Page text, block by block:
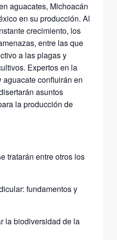
aguacates, Michoacán
en su producción. Al
crecimiento, los
entre las que
a las plagas y
Expertos en la
confluirán en
asuntos
la producción de
tratarán entre otros los
fundamentos y
la biodiversidad de la